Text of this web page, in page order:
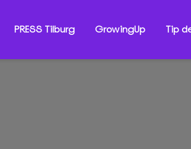
PRESS Tilburg GrowingUp Tip